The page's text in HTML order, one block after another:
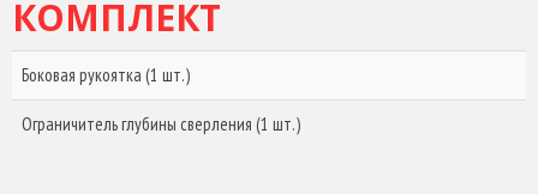
КОМПЛЕКТ
Боковая рукоятка (1 шт.)
Ограничитель глубины сверления (1 шт.)